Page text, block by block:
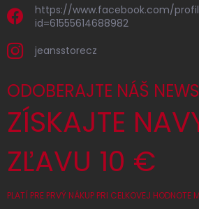
https://www.facebook.com/
id=61555614688982
jeansstorecz
ODOBERAJTE NÁŠ
ZÍSKAJTE
ZĽAVU 10 €
PLATÍ PRE PRVÝ NÁKUP PRI CELKOVEJ HODNOTE